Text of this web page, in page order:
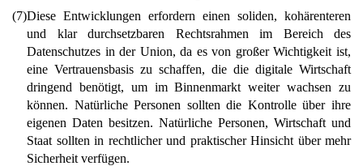
(7)Diese Entwicklungen erfordern einen soliden, kohärenteren
und klar durchsetzbaren Rechtsrahmen im Bereich des
Datenschutzes in der Union, da es von großer Wichtigkeit ist,
eine Vertrauensbasis zu schaffen, die die digitale Wirtschaft
dringend benötigt, um im Binnenmarkt weiter wachsen zu
können. Natürliche Personen sollten die Kontrolle über ihre
eigenen Daten besitzen. Natürliche Personen, Wirtschaft und
Staat sollten in rechtlicher und praktischer Hinsicht über mehr
Sicherheit verfügen.